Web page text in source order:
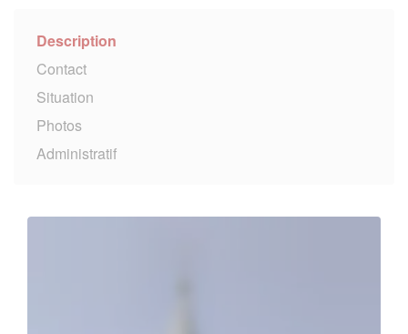
Description
Contact
Situation
Photos
Administratif